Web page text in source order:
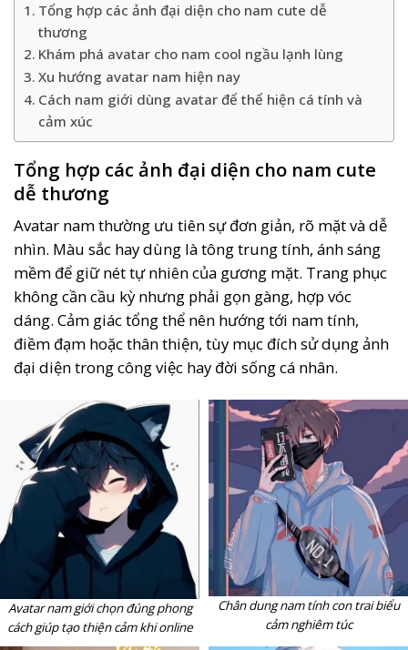
Tổng hợp các ảnh đại diện cho nam cute dễ
thương
Khám phá avatar cho nam cool ngầu lạnh lùng
Xu hướng avatar nam hiện nay
Cách nam giới dùng avatar để thể hiện cá tính và
cảm xúc
Tổng hợp các ảnh đại diện cho nam cute
dễ thương
Avatar nam thường ưu tiên sự đơn giản, rõ mặt và dễ
nhìn. Màu sắc hay dùng là tông trung tính, ánh sáng
mềm để giữ nét tự nhiên của gương mặt. Trang phục
không cần cầu kỳ nhưng phải gọn gàng, hợp vóc
dáng. Cảm giác tổng thể nên hướng tới nam tính,
điềm đạm hoặc thân thiện, tùy mục đích sử dụng ảnh
đại diện trong công việc hay đời sống cá nhân.
Avatar nam giới chọn đúng phong
cách giúp tạo thiện cảm khi online
Chân dung nam tính con trai biểu
cảm nghiêm túc